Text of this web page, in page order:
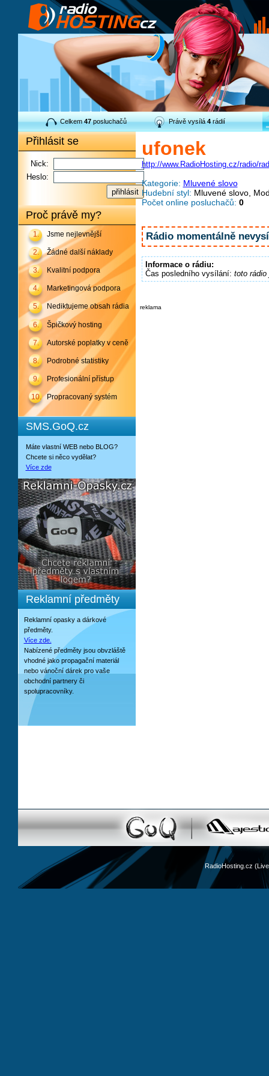
Celkem47posluchačů Právě vysílá4rádií
Přihlásit se
Nick:
Heslo:
Proč právě my?
1. Jsme nejlevnější
2. Žádné další náklady
3. Kvalitní podpora
4. Marketingová podpora
5. Nediktujeme obsah rádia
6. Špičkový hosting
7. Autorské poplatky v ceně
8. Podrobné statistiky
9. Profesionální přístup
10. Propracovaný systém
SMS.GoQ.cz
Máte vlastní WEB nebo BLOG?
Chcete si něco vydělat?
Více zde
Reklamní předměty
Reklamní opasky a dárkové
předměty.
Více zde.
Nabízené předměty jsou obvzláště
vhodné jako propagační materiál
nebo vánoční dárek pro vaše
obchodní partnery či
spolupracovníky.
ufonek
http://www.RadioHosting.cz/radio/
Kategorie: Mluvené slovo
Hudební styl: Mluvené slovo,
Počet online posluchačů: 0
Rádio momentálně
Informace o rádiu:
Čas posledního vysílání: toto
reklama
RadioHosting.cz